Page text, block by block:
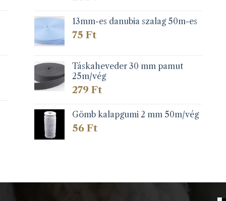
13mm-es danubia szalag 50m-es
75Ft
Táskaheveder 30 mm pamut
25m/vég
279Ft
Gömb kalapgumi 2 mm 50m/vég
56Ft